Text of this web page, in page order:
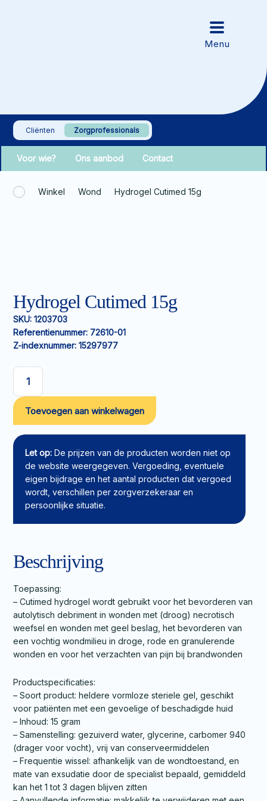
Cliënten Zorgprofessionals
Voor wie? Ons aanbod Contact
Winkel Wond Hydrogel Cutimed 15g
Hydrogel Cutimed 15g
SKU: 1203703
Referentienummer: 72610-01
Z-indexnummer: 15297977
Hydrogel
Cutimed
aantal
Toevoegen aan winkelwagen
Let op: De prijzen van de producten worden niet op
de website weergegeven. Vergoeding, eventuele
eigen bijdrage en het aantal producten dat vergoed
wordt, verschillen per zorgverzekeraar en
persoonlijke situatie.
Beschrijving
Toepassing:
– Cutimed hydrogel wordt gebruikt voor het bevorderen van
autolytisch debriment in wonden met (droog) necrotisch
weefsel en wonden met geel beslag, het bevorderen van
een vochtig wondmilieu in droge, rode en granulerende
wonden en voor het verzachten van pijn bij brandwonden
Productspecificaties:
– Soort product: heldere vormloze steriele gel, geschikt
voor patiënten met een gevoelige of beschadigde huid
– Inhoud: 15 gram
– Samenstelling: gezuiverd water, glycerine, carbomer 940
(drager voor vocht), vrij van conserveermiddelen
– Frequentie wissel: afhankelijk van de wondtoestand, en
mate van exsudatie door de specialist bepaald, gemiddeld
kan het 1 tot 3 dagen blijven zitten